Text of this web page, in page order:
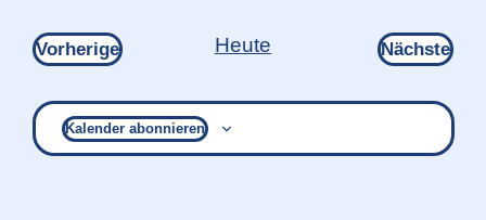
VorherigeVeranstaltungen
Heute Nächste
Kalender abonnieren